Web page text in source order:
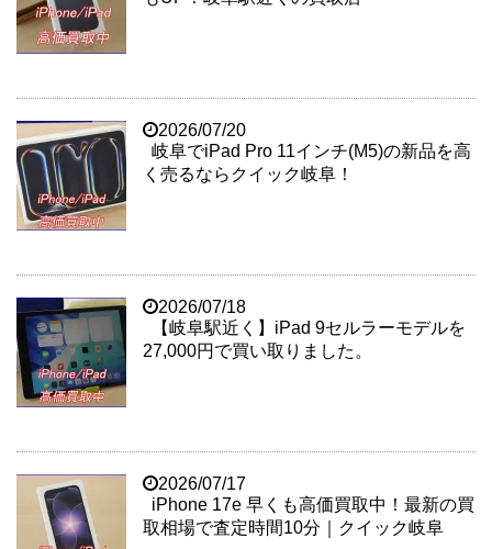
2026/07/20
岐阜でiPad Pro 11インチ(M5)の新品を高
く売るならクイック岐阜！
2026/07/18
【岐阜駅近く】iPad 9セルラーモデルを
27,000円で買い取りました。
2026/07/17
iPhone 17e 早くも高価買取中！最新の買
取相場で査定時間10分｜クイック岐阜